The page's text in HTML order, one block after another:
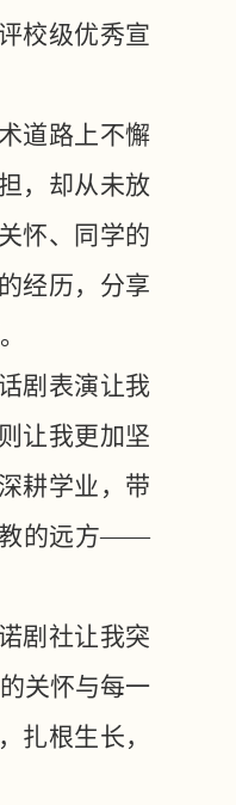
校级优秀宣
道路上不懈
，却从未放
怀、同学的
经历，分享
剧表演让我
让我更加坚
耕学业，带
教的远方——
剧社让我突
关怀与每一
扎根生长，